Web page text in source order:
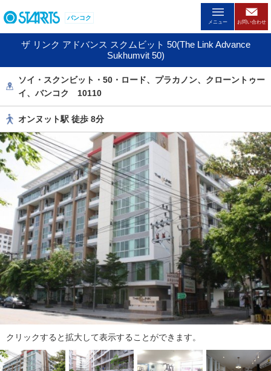
ー
ジ
動
る
た
め
の
リ
ン
で
。
ヘ
ッ
ダ
情
報
移
動
し
ま
バンコク
メニュー お問い合わせ
ザ リンク アドバンス スクムビット 50(The Link Advance
Sukhumvit 50)
ソイ・スクンビット・50・ロード、プラカノン、クローントゥー
イ、バンコク 10110
オンヌット駅 徒歩 8分
クリックすると拡大して表示することができます。